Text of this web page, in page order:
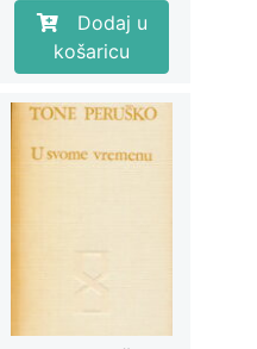
cijena
bila
je:
€12,00.
cijena
je:
€9,60.
Dodaj u
košaricu